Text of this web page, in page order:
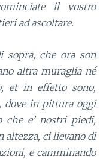
il vostro
ad ascoltare.
sopra, che ora son
altra muraglia né
et in effetto sono,
dove in pittura oggi
che e’ nostri piedi,
altezza, ci lievano di
e camminando